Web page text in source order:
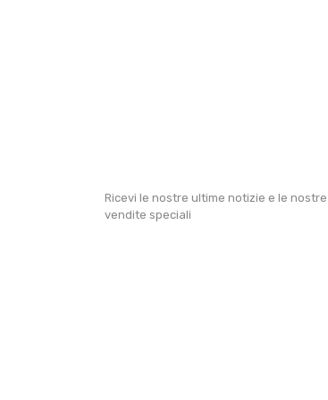
Ricevi le nostre ultime notizie e le nostre
vendite speciali